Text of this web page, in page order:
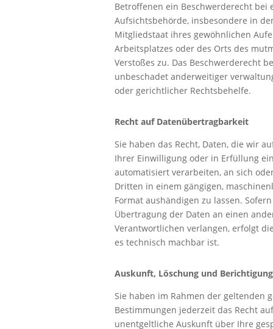
Betroffenen ein Beschwerderecht bei
Aufsichtsbehörde, insbesondere in
Mitgliedstaat ihres gewöhnlichen
Arbeitsplatzes oder des Orts des
Verstoßes zu. Das Beschwerderecht
unbeschadet anderweitiger
oder gerichtlicher Rechtsbehelfe.
Recht auf Daten­übertrag­barkeit
Sie haben das Recht, Daten, die wir
Ihrer Einwilligung oder in Erfüllung
automatisiert verarbeiten, an sich
Dritten in einem gängigen,
Format aushändigen zu lassen.
Übertragung der Daten an einen
Verantwortlichen verlangen, erfolgt
es technisch machbar ist.
Auskunft, Löschung und Berichtigung
Sie haben im Rahmen der geltenden
Bestimmungen jederzeit das Recht auf
unentgeltliche Auskunft über Ihre